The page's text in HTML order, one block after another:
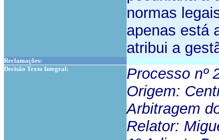
normas
apenas está
atribui a
Reclamações:
Decisão Texto Integral:
Processo nº
Origem:
Arbitragem
Relator: